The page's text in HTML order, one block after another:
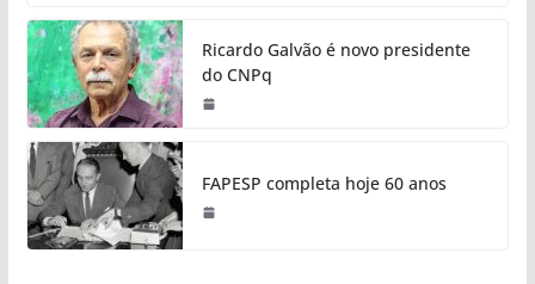
Ricardo Galvão é novo presidente
do CNPq
FAPESP completa hoje 60 anos